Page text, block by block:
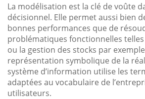
La modélisation est la clé de voûte
décisionnel. Elle permet aussi bien
bonnes performances que de
problématiques fonctionnelles
ou la gestion des stocks par
représentation symbolique de la
système d’information utilise les
adaptées au vocabulaire de
utilisateurs.